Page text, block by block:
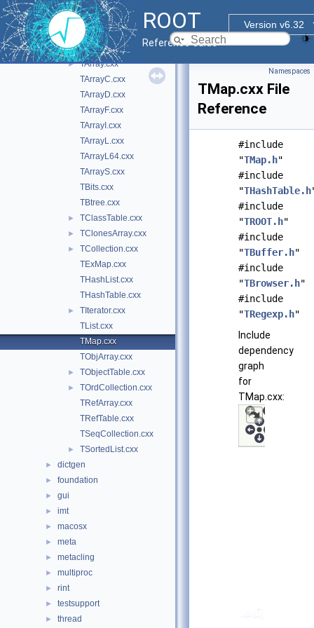
ROOT
Version v6.32
Reference Guide
▼ cont
doc
►
▼ src
► TArray.cxx
TArrayC.cxx
TArrayD.cxx
TArrayF.cxx
TArrayI.cxx
TArrayL.cxx
TArrayL64.cxx
TArrayS.cxx
TBits.cxx
TBtree.cxx
► TClassTable.cxx
► TClonesArray.cxx
►
TCollection.cxx
TExMap.cxx
THashList.cxx
THashTable.cxx
►
TIterator.cxx
TList.cxx
TMap.cxx
TObjArray.cxx
► TObjectTable.cxx
►
TOrdCollection.cxx
TRefArray.cxx
TRefTable.cxx
TSeqCollection.cxx
► TSortedList.cxx
► dictgen
► foundation
► gui
► imt
► macosx
► meta
► metacling
► multiproc
► rint
► testsupport
► thread
Namespaces
TMap.cxx File
Reference
#include
"TMap.h"
#include
"THashTable.h
#include
"TROOT.h"
#include
"TBuffer.h"
#include
"TBrowser.h"
#include
"TRegexp.h"
Include
dependency
graph
for
TMap.cxx: